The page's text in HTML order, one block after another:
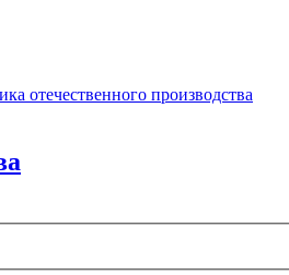
отечественного производства